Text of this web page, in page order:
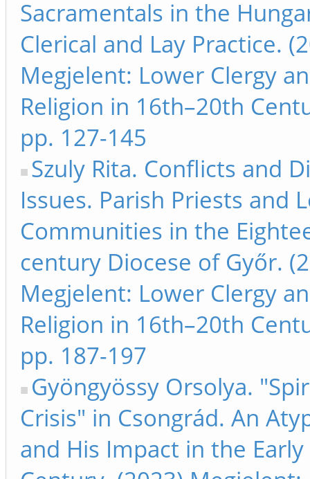
Sacramentals in the
Clerical and Lay Practice.
Megjelent: Lower Clergy
Religion in 16th–20th
pp. 127-145
Szuly Rita. Conflicts and
Issues. Parish Priests and
Communities in the
century Diocese of Győr.
Megjelent: Lower Clergy
Religion in 16th–20th
pp. 187-197
Gyöngyössy Orsolya.
Crisis" in Csongrád. An
and His Impact in the